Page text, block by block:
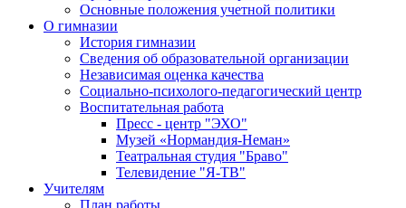
Основные положения учетной политики
О гимназии
История гимназии
Сведения об образовательной организации
Независимая оценка качества
Социально-психолого-педагогический центр
Воспитательная работа
Пресс - центр "ЭХО"
Музей «Нормандия-Неман»
Театральная студия "Браво"
Телевидение "Я-ТВ"
Учителям
План работы